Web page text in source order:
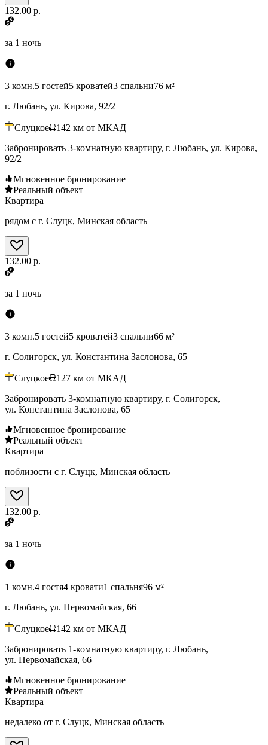
132.00 р.
за 1 ночь
3 комн.5 гостей5 кроватей3 спальни76 м²
г. Любань, ул. Кирова, 92/2
Слуцкое 142 км от МКАД
Забронировать 3-комнатную квартиру, г. Любань, ул. Кирова,
92/2
Мгновенное бронирование
Реальный объект
Квартира
рядом с г. Слуцк, Минская область
132.00 р.
за 1 ночь
3 комн.5 гостей5 кроватей3 спальни66 м²
г. Солигорск, ул. Константина Заслонова, 65
Слуцкое 127 км от МКАД
Забронировать 3-комнатную квартиру, г. Солигорск,
ул. Константина Заслонова, 65
Мгновенное бронирование
Реальный объект
Квартира
поблизости с г. Слуцк, Минская область
132.00 р.
за 1 ночь
1 комн.4 гостя4 кровати1 спальня96 м²
г. Любань, ул. Первомайская, 66
Слуцкое 142 км от МКАД
Забронировать 1-комнатную квартиру, г. Любань,
ул. Первомайская, 66
Мгновенное бронирование
Реальный объект
Квартира
недалеко от г. Слуцк, Минская область